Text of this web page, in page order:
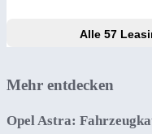
Alle 57
Mehr entdecken
Opel Astra: